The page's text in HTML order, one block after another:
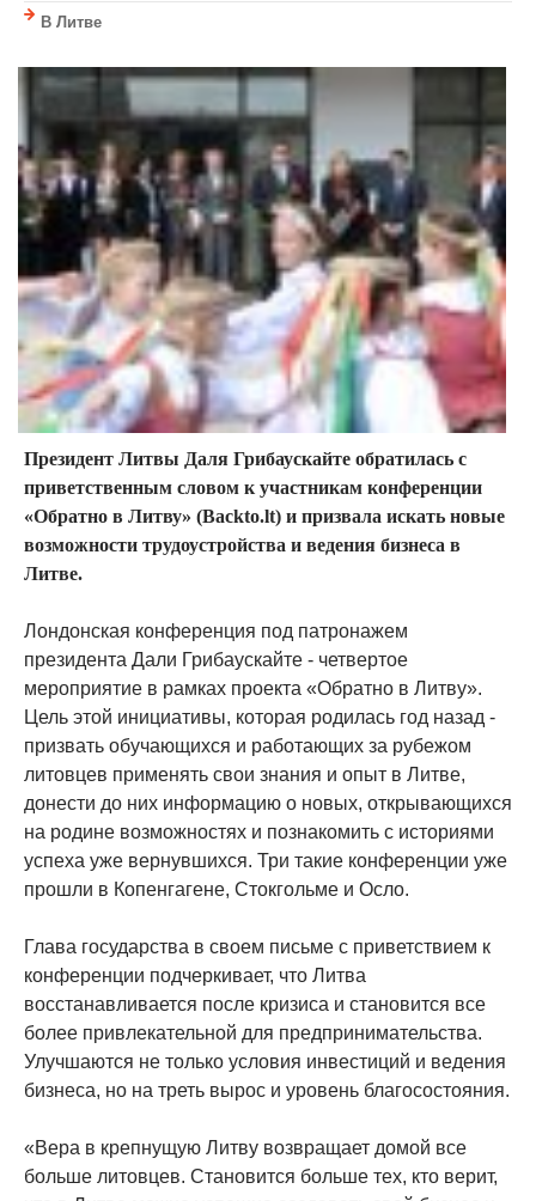
В Литве
Президент Литвы Даля Грибаускайте обратилась с
приветственным словом к участникам конференции
«Обратно в Литву» (Backto.lt) и призвала искать новые
возможности трудоустройства и ведения бизнеса в
Литве.
Лондонская конференция под патронажем
президента Дали Грибаускайте - четвертое
мероприятие в рамках проекта «Обратно в Литву».
Цель этой инициативы, которая родилась год назад -
призвать обучающихся и работающих за рубежом
литовцев применять свои знания и опыт в Литве,
донести до них информацию о новых, открывающихся
на родине возможностях и познакомить с историями
успеха уже вернувшихся. Три такие конференции уже
прошли в Копенгагене, Стокгольме и Осло.
Глава государства в своем письме с приветствием к
конференции подчеркивает, что Литва
восстанавливается после кризиса и становится все
более привлекательной для предпринимательства.
Улучшаются не только условия инвестиций и ведения
бизнеса, но на треть вырос и уровень благосостояния.
«Вера в крепнущую Литву возвращает домой все
больше литовцев. Становится больше тех, кто верит,